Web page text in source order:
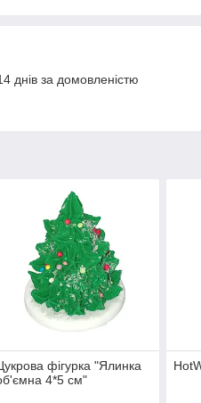
днів за домовленістю
фігурка "Ялинка
4*5 см"